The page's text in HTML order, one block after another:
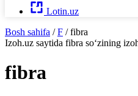
Lotin.uz
Bosh sahifa / F / fibra
Izoh.uz saytida fibra so‘zining
fibra